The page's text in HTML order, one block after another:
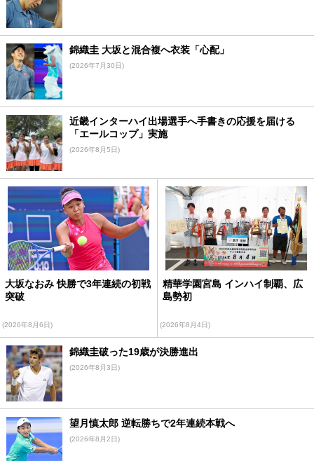
錦織圭 大坂と混合複へ衣装「心配」
(2026年7月30日)
近畿インターハイ出場選手へ手書きの応援を届ける
「エールコップ」実施
(2026年8月5日)
大坂なおみ 快勝で3年連続の初戦
突破
(2026年8月6日)
精華学園宮島 インハイ制覇、広
島勢初
(2026年8月4日)
錦織圭破った19歳が決勝進出
(2026年8月3日)
望月慎太郎 逆転勝ちで2年連続本戦へ
(2026年8月2日)